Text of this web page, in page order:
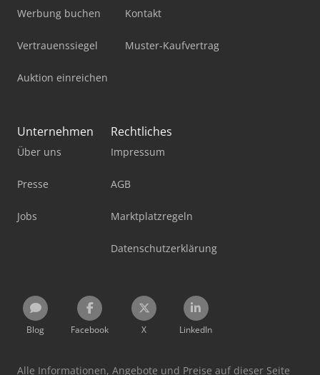
Werbung buchen
Vertrauenssiegel
Auktion einreichen
Kontakt
Muster-Kaufvertrag
Unternehmen
Über uns
Presse
Jobs
Rechtliches
Impressum
AGB
Marktplatzregeln
Datenschutzerklärung
Blog Facebook X LinkedIn
Alle Informationen, Angebote und Preise auf dieser Seite